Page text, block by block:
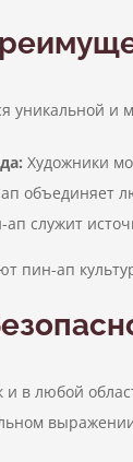
уникальной и
Художники
объединяет
ап служит
пин-ап
и в любой